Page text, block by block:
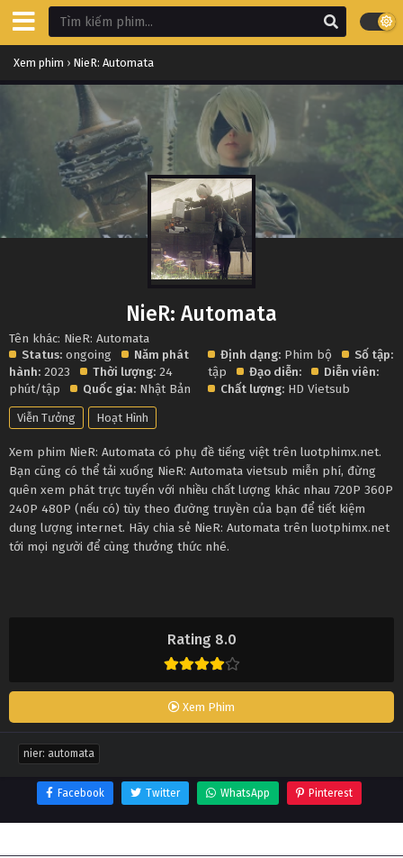
Xem phim › NieR: Automata
Rating 8.0
Xem Phim
NieR: Automata
Tên khác: NieR: Automata
Status: ongoing
Năm phát
hành: 2023 Thời lượng: 24
phút/tập
Quốc gia: Nhật Bản
Định dạng: Phim bộ Số tập:
tập
Đạo diễn:
Diễn viên:
Chất lượng: HD Vietsub
Viễn Tưởng Hoạt Hình
Xem phim NieR: Automata có phụ đề tiếng việt trên luotphimx.net.
Bạn cũng có thể tải xuống NieR: Automata vietsub miễn phí, đừng
quên xem phát trực tuyến với nhiều chất lượng khác nhau 720P 360P
240P 480P (nếu có) tùy theo đường truyền của bạn để tiết kiệm
dung lượng internet. Hãy chia sẻ NieR: Automata trên luotphimx.net
tới mọi người để cùng thưởng thức nhé.
nier: automata
Facebook Twitter WhatsApp Pinterest